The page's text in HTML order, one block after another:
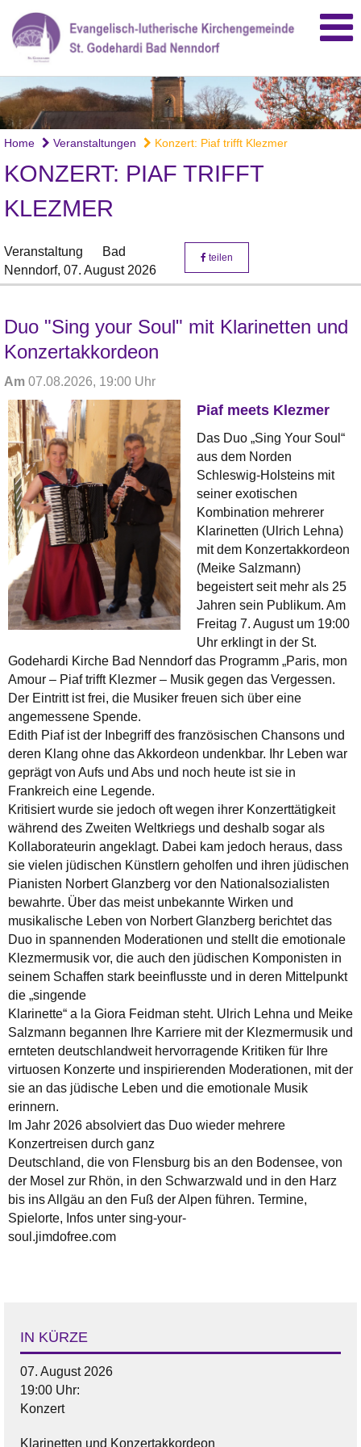
Home Veranstaltungen Konzert: Piaf trifft Klezmer
KONZERT: PIAF TRIFFT
KLEZMER
Veranstaltung
Bad
Nenndorf, 07. August 2026
teilen
Duo "Sing your Soul" mit Klarinetten und
Konzertakkordeon
Am 07.08.2026, 19:00 Uhr
Piaf meets Klezmer
Das Duo „Sing Your Soul“
aus dem Norden
Schleswig-Holsteins mit
seiner exotischen
Kombination mehrerer
Klarinetten (Ulrich Lehna)
mit dem Konzertakkordeon
(Meike Salzmann)
begeistert seit mehr als 25
Jahren sein Publikum. Am
Freitag 7. August um 19:00
Uhr erklingt in der St.
Godehardi Kirche Bad Nenndorf das Programm „Paris, mon
Amour – Piaf trifft Klezmer – Musik gegen das Vergessen.
Der Eintritt ist frei, die Musiker freuen sich über eine
angemessene Spende.
Edith Piaf ist der Inbegriff des französischen Chansons und
deren Klang ohne das Akkordeon undenkbar. Ihr Leben war
geprägt von Aufs und Abs und noch heute ist sie in
Frankreich eine Legende.
Kritisiert wurde sie jedoch oft wegen ihrer Konzerttätigkeit
während des Zweiten Weltkriegs und deshalb sogar als
Kollaborateurin angeklagt. Dabei kam jedoch heraus, dass
sie vielen jüdischen Künstlern geholfen und ihren jüdischen
Pianisten Norbert Glanzberg vor den Nationalsozialisten
bewahrte. Über das meist unbekannte Wirken und
musikalische Leben von Norbert Glanzberg berichtet das
Duo in spannenden Moderationen und stellt die emotionale
Klezmermusik vor, die auch den jüdischen Komponisten in
seinem Schaffen stark beeinflusste und in deren Mittelpunkt
die „singende
Klarinette“ a la Giora Feidman steht. Ulrich Lehna und Meike
Salzmann begannen Ihre Karriere mit der Klezmermusik und
ernteten deutschlandweit hervorragende Kritiken für Ihre
virtuosen Konzerte und inspirierenden Moderationen, mit der
sie an das jüdische Leben und die emotionale Musik
erinnern.
Im Jahr 2026 absolviert das Duo wieder mehrere
Konzertreisen durch ganz
Deutschland, die von Flensburg bis an den Bodensee, von
der Mosel zur Rhön, in den Schwarzwald und in den Harz
bis ins Allgäu an den Fuß der Alpen führen. Termine,
Spielorte, Infos unter sing-your-
soul.jimdofree.com
IN KÜRZE
07. August 2026
19:00 Uhr:
Konzert
Klarinetten und Konzertakkordeon